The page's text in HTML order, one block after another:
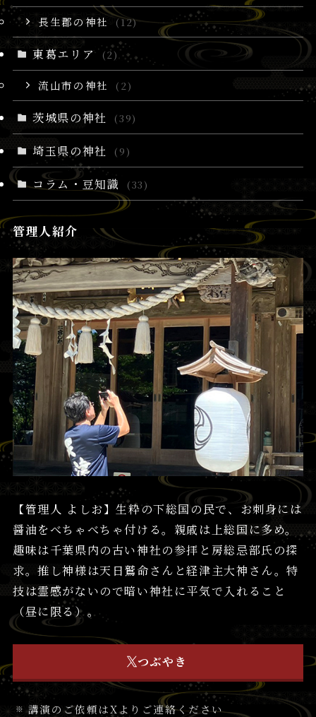
長生郡の神社 (12)
東葛エリア (2)
流山市の神社 (2)
茨城県の神社 (39)
埼玉県の神社 (9)
コラム・豆知識 (33)
管理人紹介
【管理人 よしお】生粋の下総国の民で、お刺身には
醤油をべちゃべちゃ付ける。親戚は上総国に多め。
趣味は千葉県内の古い神社の参拝と房総忌部氏の探
求。推し神様は天日鷲命さんと経津主大神さん。特
技は霊感がないので暗い神社に平気で入れること
（昼に限る）。
つぶやき
講演のご依頼はXよりご連絡ください